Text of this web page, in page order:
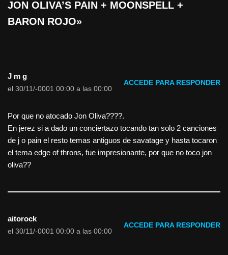
JON OLIVA’S PAIN + MOONSPELL +
BARON ROJO»
J m g
el 30/11/-0001 00:00 a las 00:00
ACCEDE PARA RESPONDER
Por que no atocado Jon Oliva????.
En jerez si a dado un conciertazo tocando tan solo 2 canciones
de j o pain el resto temas antiguos de savatage y hasta tocaron
el tema edge of throns, fue impresionante, por que no toco jon
oliva??
aitorock
el 30/11/-0001 00:00 a las 00:00
ACCEDE PARA RESPONDER